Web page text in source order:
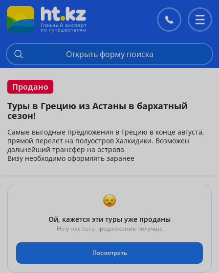
Контакты
меню
Открыть форму поиска
Продано
Туры в Грецию из Астаны в бархатный
сезон!
Самые выгодные предложения в Грецию в конце августа,
прямой перелет на полуостров Халкидики. Возможен
дальнейший трансфер на острова
Визу необходимо оформлять заранее
Ой, кажется эти туры уже проданы
Но у нас есть предложения получше
Посмотреть